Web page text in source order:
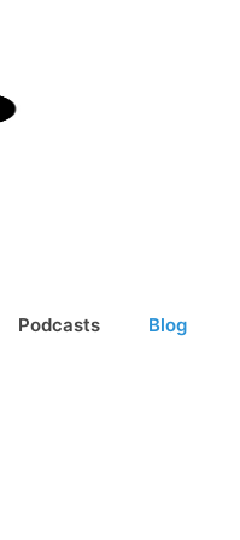
Podcasts Blog